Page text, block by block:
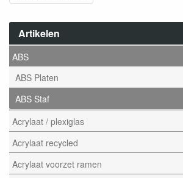
Artikelen
ABS
ABS Platen
ABS Staf
Acrylaat / plexiglas
Acrylaat recycled
Acrylaat voorzet ramen